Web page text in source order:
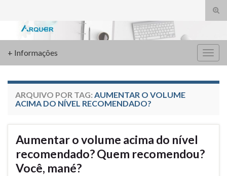
Search for:
+ Informações
ARQUIVO POR TAG: AUMENTAR O VOLUME
ACIMA DO NÍVEL RECOMENDADO?
Aumentar o volume acima do nível
recomendado? Quem recomendou?
Você, mané?